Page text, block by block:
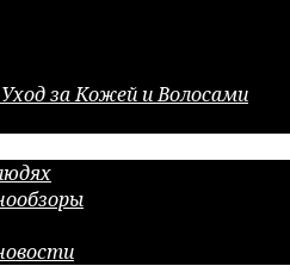
за Кожей и Волосами